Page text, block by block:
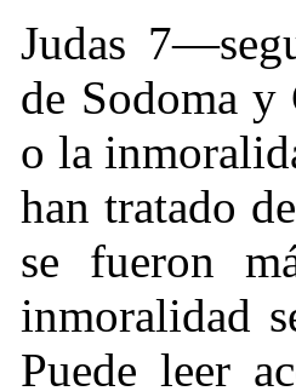
Judas
de Sodoma
o la
han tratado
se fueron
inmoralidad
Puede leer